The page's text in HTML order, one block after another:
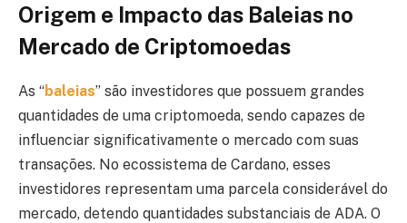
Origem e Impacto das Baleias no
Mercado de Criptomoedas
As “baleias” são investidores que possuem grandes
quantidades de uma criptomoeda, sendo capazes de
influenciar significativamente o mercado com suas
transações. No ecossistema de Cardano, esses
investidores representam uma parcela considerável do
mercado, detendo quantidades substanciais de ADA. O